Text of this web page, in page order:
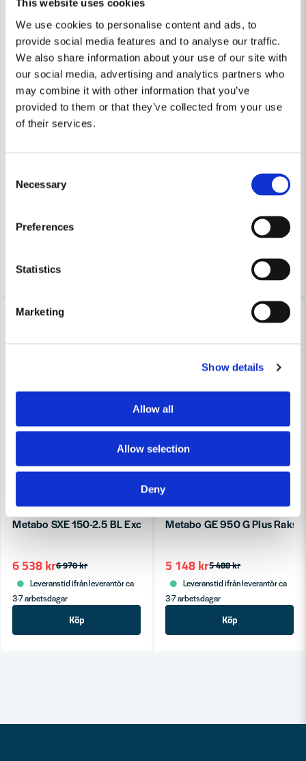
This website uses cookies
We use cookies to personalise content and ads, to
provide social media features and to analyse our traffic.
We also share information about your use of our site with
our social media, advertising and analytics partners who
may combine it with other information that you’ve
provided to them or that they’ve collected from your use
of their services.
Selection
Necessary
Preferences
Statistics
Marketing
Show details
Allow all
Allow selection
Deny
Skicka fråga
Leveranstid ifrån leverantör ca
Metabo SXE 150-5.0 BL
METABO
Metabo SXE 150-2.5 BL Excenterslip Kolborstfri (150mm)
6 970 kr
6 538 kr
Leveranstid ifrån leverantör ca
3-7 arbetsdagar
Köp
-6%
METABO
Metabo GE 950 G Plus
5 488 kr
5 148 kr
Leveranstid ifrån leverantör ca
3-7 arbetsdagar
Köp